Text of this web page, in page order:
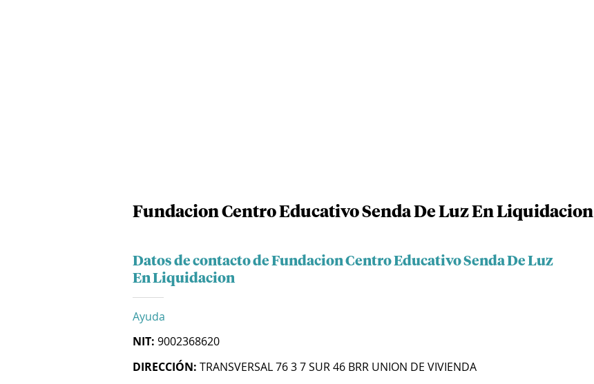
Fundacion Centro Educativo Senda De Luz En Liquidacion
Datos de contacto de Fundacion Centro Educativo Senda De Luz
En Liquidacion
Ayuda
NIT: 9002368620
DIRECCIÓN: TRANSVERSAL 76 3 7 SUR 46 BRR UNION DE VIVIENDA